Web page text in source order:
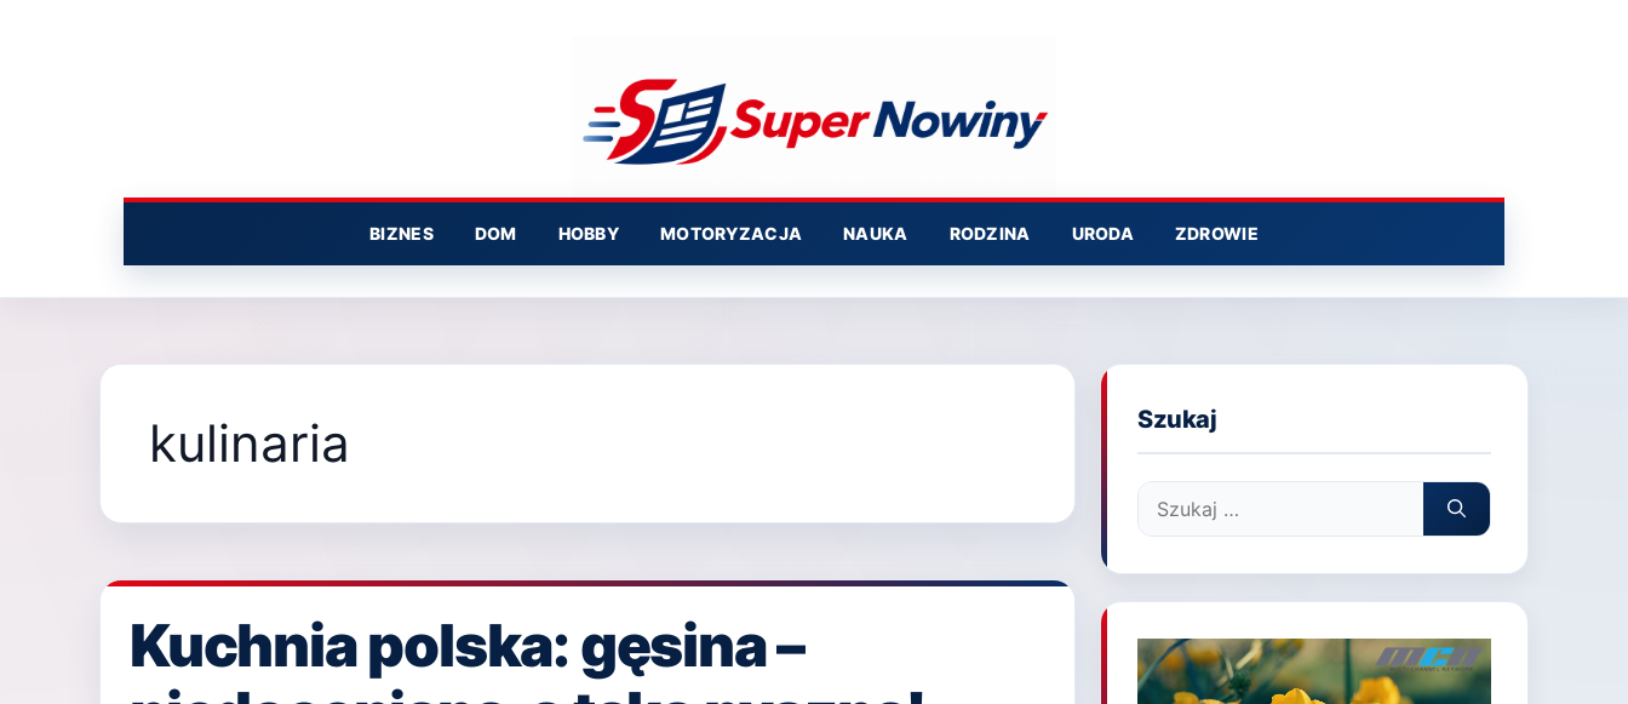
BIZNES DOM HOBBY MOTORYZACJA NAUKA RODZINA URODA ZDROWIE
kulinaria
Kuchnia polska: gęsina –
Szukaj
Szukaj: